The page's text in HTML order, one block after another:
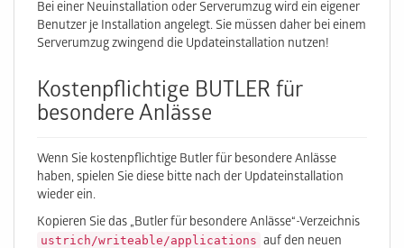
Bei einer Neuinstallation oder Serverumzug wird ein eigener
Benutzer je Installation angelegt. Sie müssen daher bei einem
Serverumzug zwingend die Updateinstallation nutzen!
Kostenpflichtige BUTLER für
besondere Anlässe
Wenn Sie kostenpflichtige Butler für besondere Anlässe
haben, spielen Sie diese bitte nach der Updateinstallation
wieder ein.
Kopieren Sie das „Butler für besondere Anlässe“-Verzeichnis
ustrich/writeable/applications auf den neuen